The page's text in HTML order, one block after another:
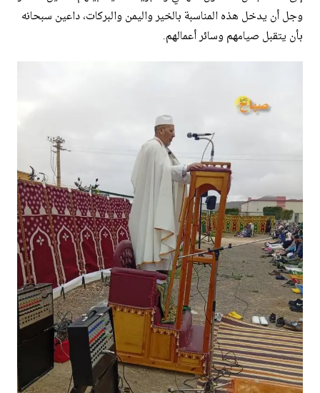
وجل أن يدخل هذه المناسبة بالخير واليمن والبركات، داعين سبحانه
بأن يتقبل صيامهم وسائر أعمالهم.